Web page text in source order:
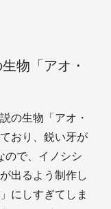
物「アオ・
の生物「アオ・
おり、鋭い牙が
ので、イノシシ
出るよう制作し
にしすぎてしま